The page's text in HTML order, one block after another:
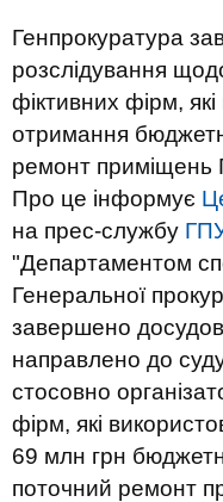
Генпрокуратура
розслідування
фіктивних фірм,
отримання
ремонт приміщень
Про це інформує
на прес-службу ГПУ
"Департаментом
Генеральної
завершено
направлено до
стосовно
фірм, які
69 млн грн
поточний ремонт